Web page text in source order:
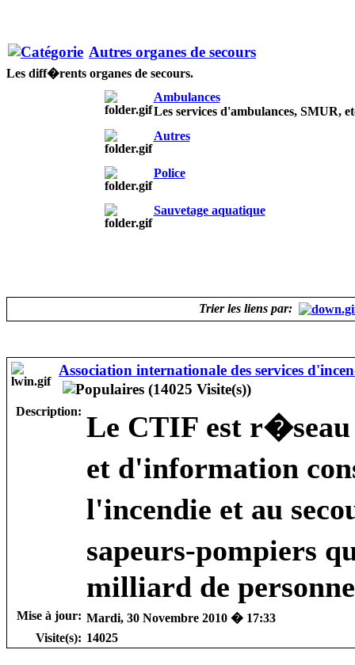
Autres organes de secours
Les diff�rents organes de secours.
Ambulances
Les services d'ambulances, SMUR,
Autres
Police
Sauvetage aquatique
Trier les liens par:
Association internationale des services
Description: Le CTIF est
et d'information
l'incendie et au
sapeurs-pompiers
milliard de
Mise à jour: Mardi, 30 Novembre 2010 � 17:33
Visite(s): 14025